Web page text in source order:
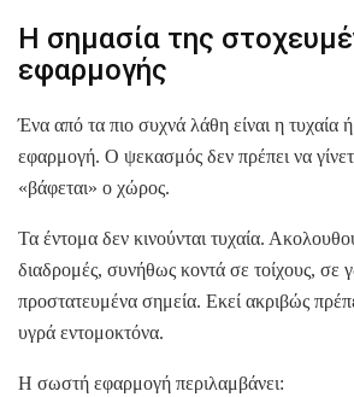
Η σημασία της
εφαρμογής
Ένα από τα πιο συχνά λάθη είναι η τυχαία
εφαρμογή. Ο ψεκασμός δεν πρέπει να
«βάφεται» ο χώρος.
Τα έντομα δεν κινούνται τυχαία.
διαδρομές, συνήθως κοντά σε τοίχους, σε
προστατευμένα σημεία. Εκεί ακριβώς
υγρά εντομοκτόνα.
Η σωστή εφαρμογή περιλαμβάνει: